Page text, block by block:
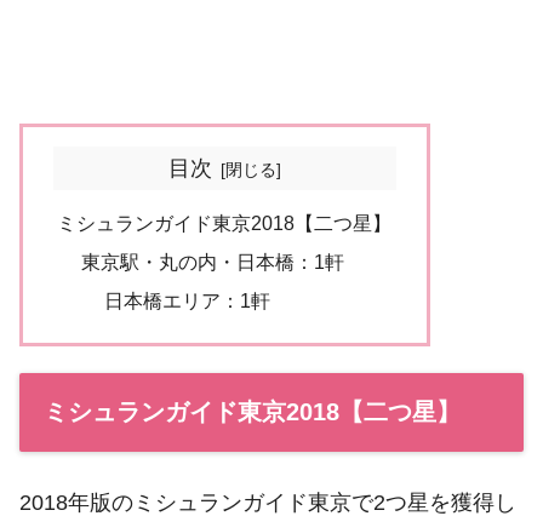
目次
ミシュランガイド東京2018【二つ星】
東京駅・丸の内・日本橋：1軒
日本橋エリア：1軒
ミシュランガイド東京2018【二つ星】
2018年版のミシュランガイド東京で2つ星を獲得し